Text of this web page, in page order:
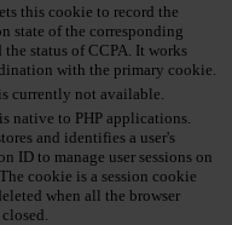
this cookie to record the
state of the corresponding
the status of CCPA. It works
with the primary cookie.
currently not available.
native to PHP applications.
and identifies a user's
ID to manage user sessions on
cookie is a session cookie
when all the browser